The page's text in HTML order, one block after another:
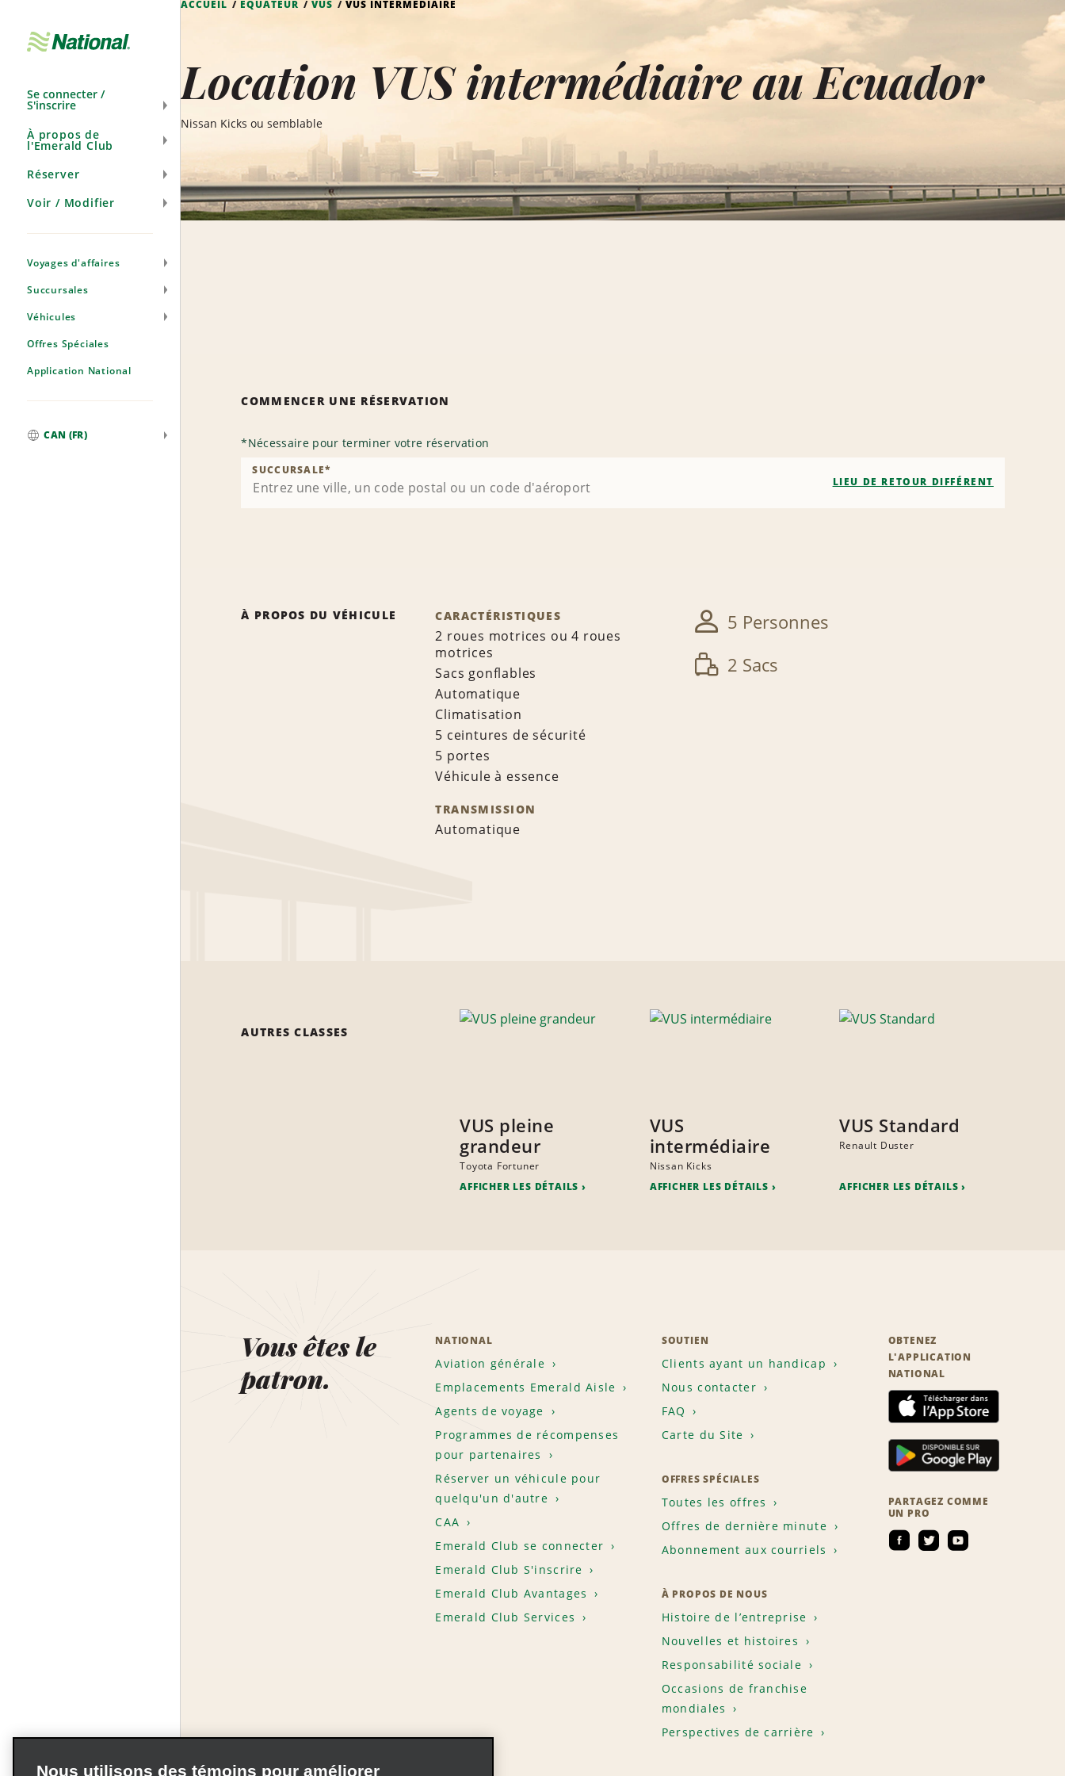
navigation
Se connecter /
S'inscrire
À propos de
l'Emerald Club
Réserver
Voir / Modifier
Voyages d'affaires
Succursales
Véhicules
Offres Spéciales
Application National
CAN (FR)
ACCUEIL ÉQUATEUR VUS VUS INTERMÉDIAIRE
Location VUS intermédiaire au Ecuador
Nissan Kicks ou semblable
COMMENCER UNE RÉSERVATION
*Nécessaire pour terminer votre réservation
SUCCURSALE*
LIEU DE RETOUR DIFFÉRENT
À PROPOS DU VÉHICULE CARACTÉRISTIQUES
2 roues motrices ou 4 roues
motrices
Sacs gonflables
Automatique
Climatisation
5 ceintures de sécurité
5 portes
Véhicule à essence
TRANSMISSION
Automatique
5 Personnes
2 Sacs
AUTRES CLASSES
VUS pleine
grandeur
Toyota Fortuner
AFFICHER LES DÉTAILS
VUS
intermédiaire
Nissan Kicks
AFFICHER LES DÉTAILS
VUS Standard
Renault Duster
AFFICHER LES DÉTAILS
Vous êtes le
patron.
NATIONAL
Aviation générale
Emplacements Emerald Aisle
Agents de voyage
Programmes de récompenses
pour partenaires
Réserver un véhicule pour
quelqu'un d'autre
CAA
Emerald Club se connecter
Emerald Club S'inscrire
Emerald Club Avantages
Emerald Club Services
SOUTIEN
Clients ayant un handicap
Nous contacter
FAQ
Carte du Site
OFFRES SPÉCIALES
Toutes les offres
Offres de dernière minute
Abonnement aux courriels
À PROPOS DE NOUS
Histoire de l’entreprise
Nouvelles et histoires
Responsabilité sociale
Occasions de franchise
mondiales
Perspectives de carrière
OBTENEZ
L'APPLICATION
NATIONAL
PARTAGEZ COMME
UN PRO
Nous utilisons des témoins pour améliorer